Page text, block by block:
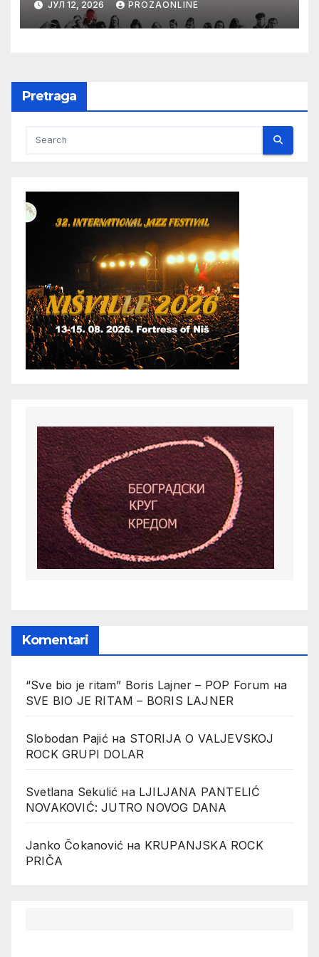
Karlovim Varima
ЈУЛ 12, 2026 PROZAONLINE
Pretraga
Komentari
“Sve bio je ritam” Boris Lajner – POP Forum на
SVE BIO JE RITAM – BORIS LAJNER
Slobodan Pajićна STORIJA O VALJEVSKOJ
ROCK GRUPI DOLAR
Svetlana Sekulić на LJILJANA PANTELIĆ
NOVAKOVIĆ: JUTRO NOVOG DANA
Janko Čokanović на KRUPANJSKA ROCK
PRIČA